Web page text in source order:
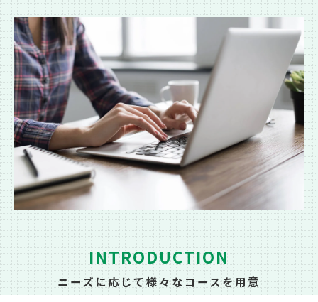
INTRODUCTION
ニーズに応じて様々なコースを用意